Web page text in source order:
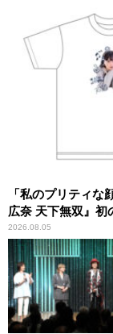
「私のプリティ
広奈 天下無双』初
2026.08.05